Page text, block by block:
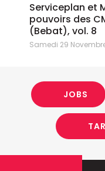
Serviceplan et
pouvoirs des
(Bebat), vol. 8
Samedi 29
JOBS